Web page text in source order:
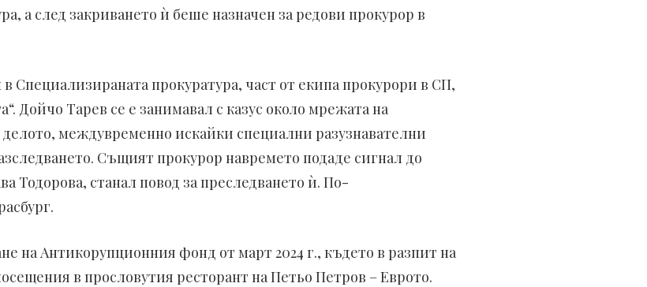
а след закриването ѝ беше назначен за редови прокурор в
прокуратура, част от екипа прокурори в СП,
Дойчо Тарев се е занимавал с казус около мрежата на
междувременно искайки специални разузнавателни
Същият прокурор навремето подаде сигнал до
Тодорова, станал повод за преследването ѝ. По-
на Антикорупционния фонд от март 2024 г., където в разпит на
в прословутия ресторант на Петьо Петров – Еврото.